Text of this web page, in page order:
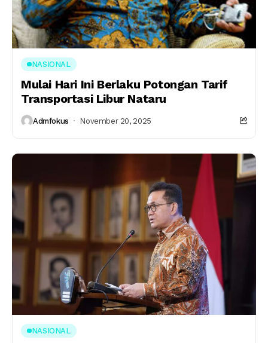
NASIONAL
Mulai Hari Ini Berlaku Potongan Tarif
Transportasi Libur Nataru
Admfokus November 20, 2025
NASIONAL